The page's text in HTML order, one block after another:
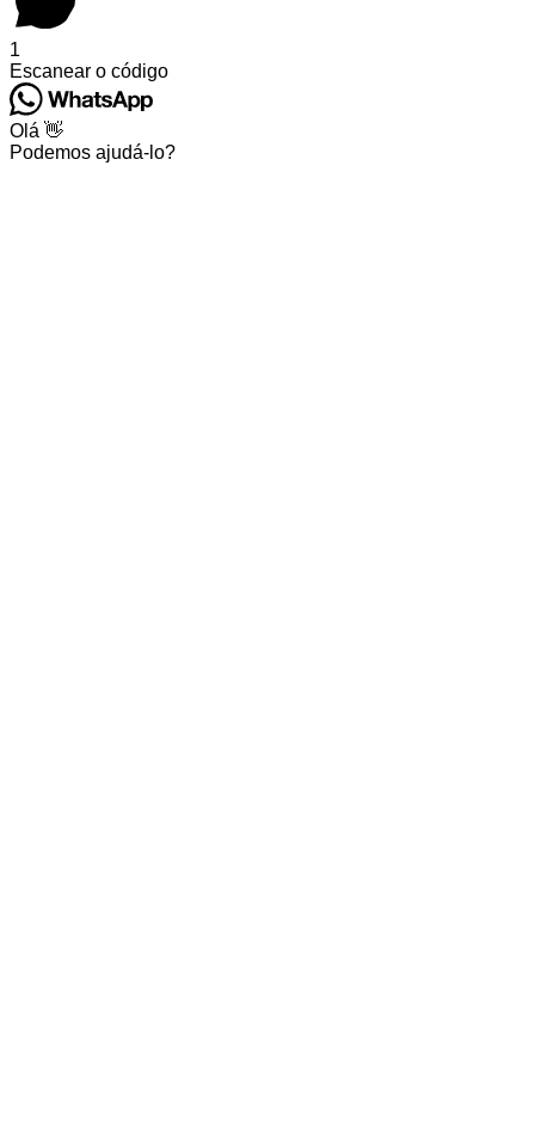
1
Escanear o código
Olá 👋
Podemos ajudá-lo?